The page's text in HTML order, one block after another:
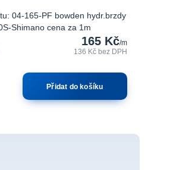
04-165-PF bowden hydr.brzdy
Shimano cena za 1m
165 Kč/m
136 Kč bez DPH
Přidat do košíku